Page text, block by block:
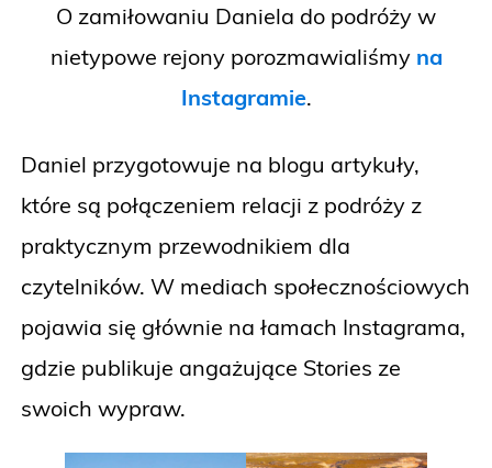
O zamiłowaniu Daniela do podróży w
nietypowe rejony porozmawialiśmy na
Instagramie.
Daniel przygotowuje na blogu artykuły,
które są połączeniem relacji z podróży z
praktycznym przewodnikiem dla
czytelników. W mediach społecznościowych
pojawia się głównie na łamach Instagrama,
gdzie publikuje angażujące Stories ze
swoich wypraw.